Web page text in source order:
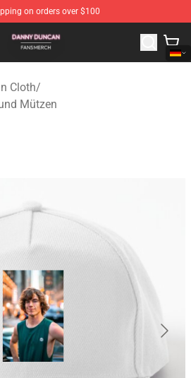
on orders over $100
- Official Danny Duncan
Cloth/
Mützen